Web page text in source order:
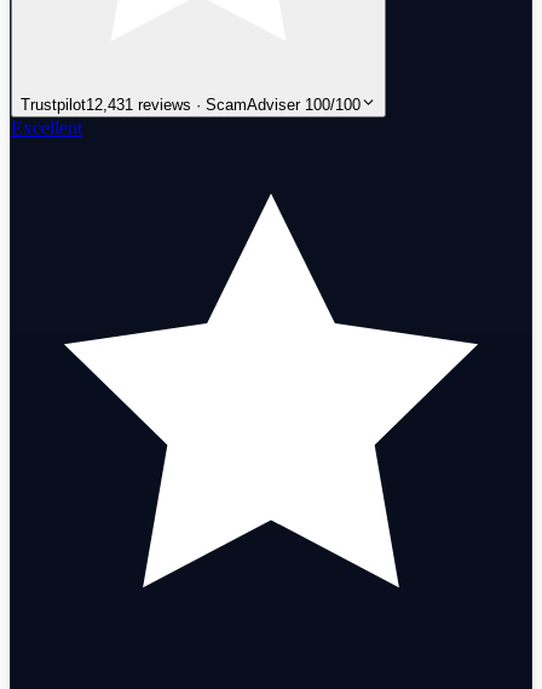
Trustpilot12,431 reviews · ScamAdviser 100/100
Excellent